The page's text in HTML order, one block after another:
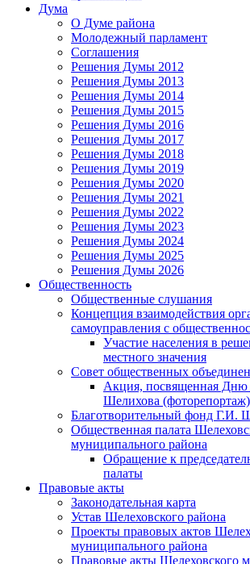
Дума
О Думе района
Молодежный парламент
Соглашения
Решения Думы 2012
Решения Думы 2013
Решения Думы 2014
Решения Думы 2015
Решения Думы 2016
Решения Думы 2017
Решения Думы 2018
Решения Думы 2019
Решения Думы 2020
Решения Думы 2021
Решения Думы 2022
Решения Думы 2023
Решения Думы 2024
Решения Думы 2025
Решения Думы 2026
Общественность
Общественные слушания
Концепция взаимодействия
самоуправления с
Участие населения в
местного значения
Совет общественных
Акция, посвященная Дню
Шелихова (фоторепортаж)
Благотворительный фонд Г.И.
Общественная палата
муниципального района
Обращение к
палаты
Правовые акты
Законодательная карта
Устав Шелеховского района
Проекты правовых актов
муниципального района
Правовые акты Шелеховского